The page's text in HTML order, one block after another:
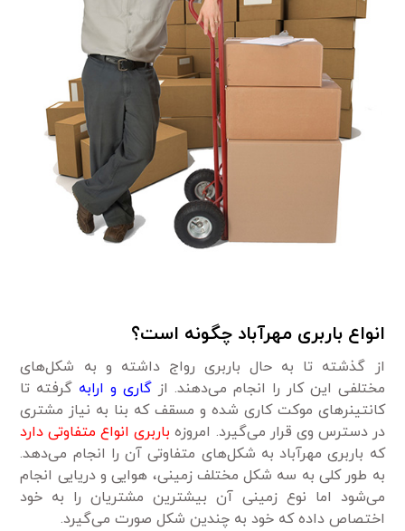
انواع باربری مهرآباد چگونه است؟
از گذشته تا به حال باربری رواج داشته و به شکل‌های
مختلفی این کار را انجام می‌دهند. از گاری و ارابه گرفته تا
کانتینرهای موکت کاری شده و مسقف که بنا به نیاز مشتری
در دسترس وی قرار می‌گیرد. امروزه باربری انواع متفاوتی دارد
که باربری مهرآباد به شکل‌های متفاوتی آن را انجام می‌دهد.
به طور کلی به سه شکل مختلف زمینی، هوایی و دریایی انجام
می‌شود اما نوع زمینی آن بیشترین مشتریان را به خود
اختصاص داده که خود به چندین شکل صورت می‌گیرد.